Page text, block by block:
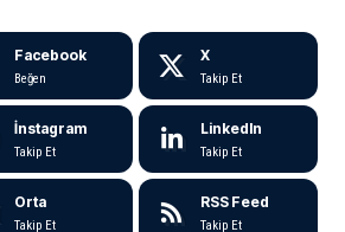
Facebook
Beğen
X
Takip Et
İnstagram
Takip Et
LinkedIn
Takip Et
Orta
Takip Et
RSS Feed
Takip Et